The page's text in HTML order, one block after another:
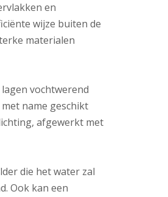
en
wijze buiten de
materialen
vochtwerend
name geschikt
afgewerkt met
die het water zal
Ook kan een